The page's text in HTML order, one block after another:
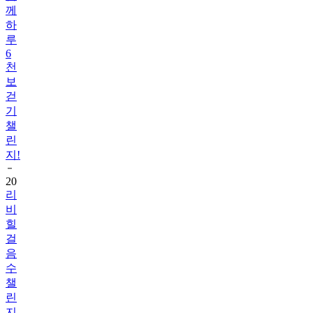
루
6
천
보
걷
기
챌
린
지!
20
리
비
힐
걸
음
수
챌
린
지